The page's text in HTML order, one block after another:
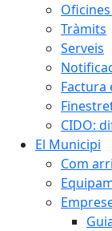
Tràmits
Serveis
Factura
CIDO:
El Municipi
Com